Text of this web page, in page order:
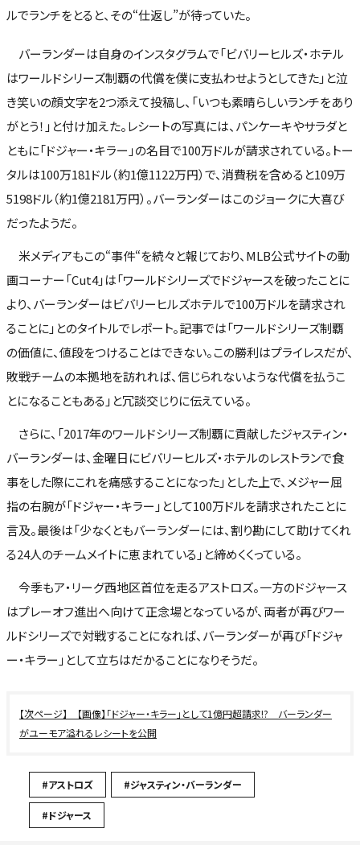
ルでランチをとると、その“仕返し”が待っていた。
バーランダーは自身のインスタグラムで「ビバリーヒルズ・ホテル
はワールドシリーズ制覇の代償を僕に支払わせようとしてきた」と泣
き笑いの顔文字を2つ添えて投稿し、「いつも素晴らしいランチをあり
がとう！」と付け加えた。レシートの写真には、パンケーキやサラダと
ともに「ドジャー・キラー」の名目で100万ドルが請求されている。トー
タルは100万181ドル（約1億1122万円）で、消費税を含めると109万
5198ドル（約1億2181万円）。バーランダーはこのジョークに大喜び
だったようだ。
米メディアもこの“事件“を続々と報じており、MLB公式サイトの動
画コーナー「Cut4」は「ワールドシリーズでドジャースを破ったことに
より、バーランダーはビバリーヒルズホテルで100万ドルを請求され
ることに」とのタイトルでレポート。記事では「ワールドシリーズ制覇
の価値に、値段をつけることはできない。この勝利はプライレスだが、
敗戦チームの本拠地を訪れれば、信じられないような代償を払うこ
とになることもある」と冗談交じりに伝えている。
さらに、「2017年のワールドシリーズ制覇に貢献したジャスティン・
バーランダーは、金曜日にビバリーヒルズ・ホテルのレストランで食
事をした際にこれを痛感することになった」とした上で、メジャー屈
指の右腕が「ドジャー・キラー」として100万ドルを請求されたことに
言及。最後は「少なくともバーランダーには、割り勘にして助けてくれ
る24人のチームメイトに恵まれている」と締めくくっている。
今季もア・リーグ西地区首位を走るアストロズ。一方のドジャース
はプレーオフ進出へ向けて正念場となっているが、両者が再びワー
ルドシリーズで対戦することになれば、バーランダーが再び「ドジャ
ー・キラー」として立ちはだかることになりそうだ。
【画像】「ドジャー・キラー」として1億円超請求!? バーランダー
がユーモア溢れるレシートを公開
#アストロズ #ジャスティン・バーランダー
#ドジャース